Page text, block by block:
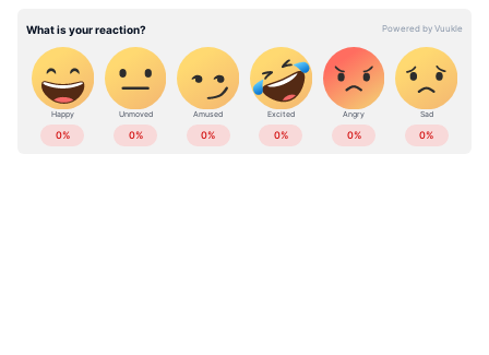
തീവ്രപരിചരണ വിഭാഗത്തിൽ ചികിത്സയിലാണ്
നാല് കുട്ടികളും.
ABOUT THE AUTHOR